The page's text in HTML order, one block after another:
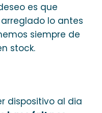
es que
lo antes
siempre de
stock.
dispositivo al dia